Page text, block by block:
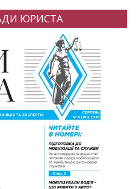
ЮРИСТА